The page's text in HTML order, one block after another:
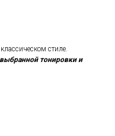
стиле.
тонировки и